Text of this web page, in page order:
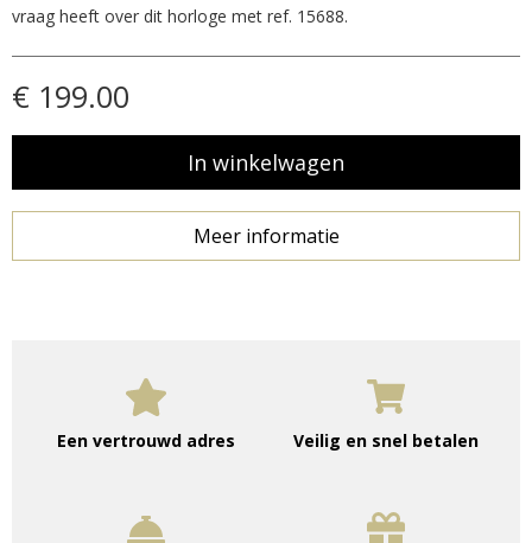
vraag heeft over dit horloge met ref. 15688.
€ 199.00
Meer informatie
Een vertrouwd adres Veilig en snel betalen